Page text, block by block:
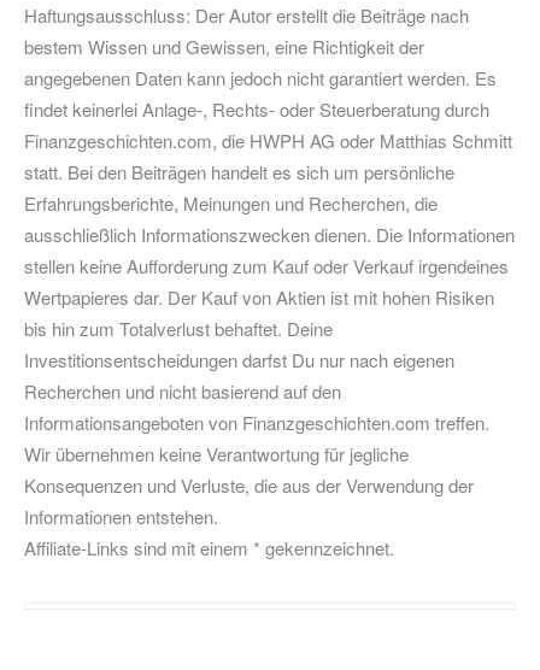
Haftungsausschluss: Der Autor erstellt die Beiträge nach
bestem Wissen und Gewissen, eine Richtigkeit der
angegebenen Daten kann jedoch nicht garantiert werden. Es
findet keinerlei Anlage-, Rechts- oder Steuerberatung durch
Finanzgeschichten.com, die HWPH AG oder Matthias Schmitt
statt. Bei den Beiträgen handelt es sich um persönliche
Erfahrungsberichte, Meinungen und Recherchen, die
ausschließlich Informationszwecken dienen. Die Informationen
stellen keine Aufforderung zum Kauf oder Verkauf irgendeines
Wertpapieres dar. Der Kauf von Aktien ist mit hohen Risiken
bis hin zum Totalverlust behaftet. Deine
Investitionsentscheidungen darfst Du nur nach eigenen
Recherchen und nicht basierend auf den
Informationsangeboten von Finanzgeschichten.com treffen.
Wir übernehmen keine Verantwortung für jegliche
Konsequenzen und Verluste, die aus der Verwendung der
Informationen entstehen.
Affiliate-Links sind mit einem * gekennzeichnet.